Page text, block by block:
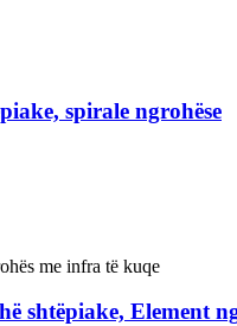
spirale ngrohëse
shtëpiake, Element